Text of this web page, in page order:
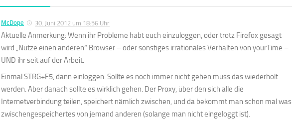
McDope 30. Juni 2012 um 18:56 Uhr
Aktuelle Anmerkung: Wenn ihr Probleme habt euch einzuloggen, oder trotz Firefox gesagt
wird „Nutze einen anderen“ Browser – oder sonstiges irrationales Verhalten von yourTime –
UND ihr seit auf der Arbeit:
Einmal STRG+F5, dann einloggen. Sollte es noch immer nicht gehen muss das wiederholt
werden. Aber danach sollte es wirklich gehen. Der Proxy, über den sich alle die
Internetverbindung teilen, speichert nämlich zwischen, und da bekommt man schon mal was
zwischengespeichertes von jemand anderen (solange man nicht eingeloggt ist).